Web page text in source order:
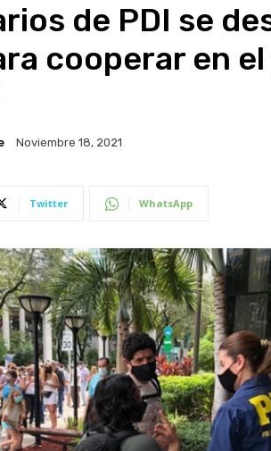
de PDI se
cooperar en
Noviembre 18, 2021
Twitter WhatsApp